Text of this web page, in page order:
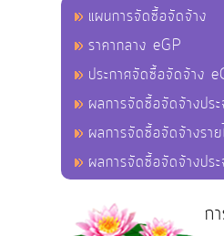
แผนการจัดซื้อจัดจ้าง
ราคากลาง eGP
ประกาศจัดซื้อจัดจ้าง
ผลการจัดซื้อจัดจ้างประ
ผลการจัดซื้อจัดจ้างราย
ผลการจัดซื้อจัดจ้างประ
ก